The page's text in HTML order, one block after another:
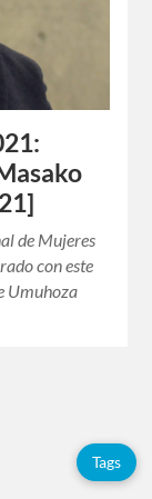
de Mujeres
con este
Umuhoza
Tags